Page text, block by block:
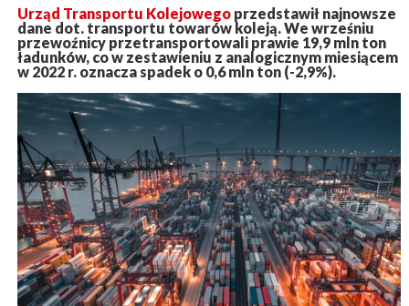
Urząd Transportu Kolejowegoprzedstawił najnowsze
dane dot. transportu towarów koleją. We wrześniu
przewoźnicy przetransportowali prawie 19,9 mln ton
ładunków, co w zestawieniu z analogicznym miesiącem
w 2022 r. oznacza spadek o 0,6 mln ton (-2,9%).